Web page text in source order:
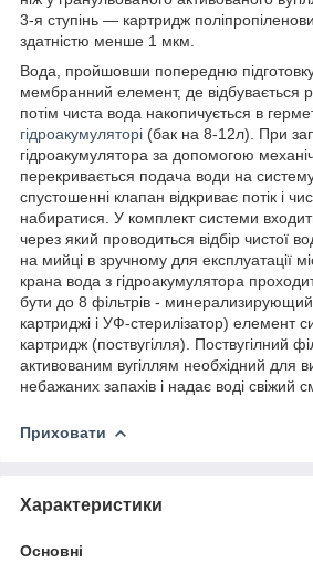
3-я ступінь — картридж
здатністю менше 1 мкм.
Вода, пройшовши попередню
мембранний елемент, де відбувається
потім чиста вода накопичується в
гідроакумуляторі (бак на 8-12л). При
гідроакумулятора за допомогою
перекривається подача води на
спустошенні клапан відкриває потік і
набиратися. У комплект системи
через який проводиться відбір чистої
на мийці в зручному для експлуатації
крана вода з гідроакумулятора
бути до 8 фільтрів -
картриджі і УФ-стерилізатор) елемент
картридж (поствугілля). Поствугілний
активованим вугіллям необхідний для
небажаних запахів і надає воді свіжий
Приховати
Характеристики
Основні